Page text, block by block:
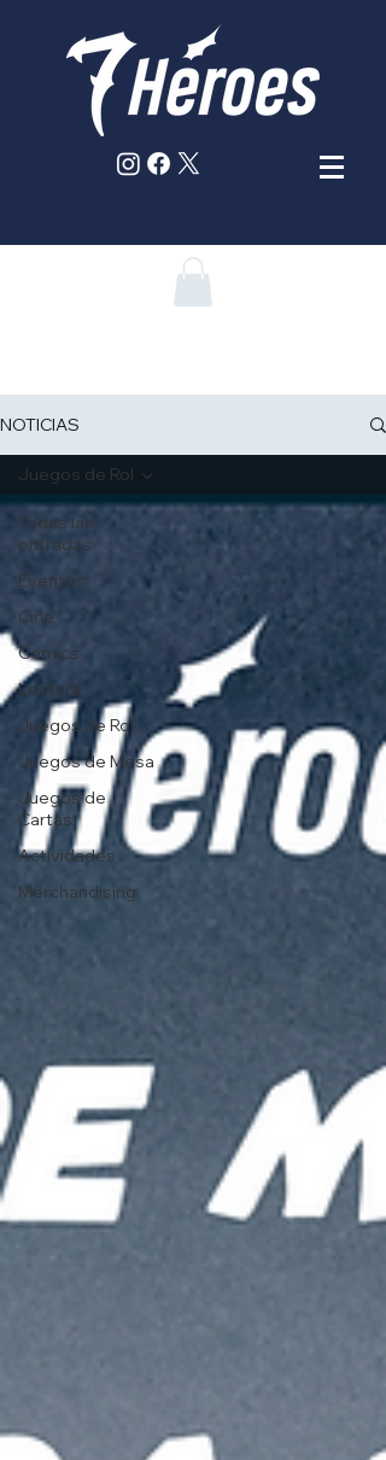
NOTICIAS
Todas las
entradas
Eventos
Cine
Comics
Lectura
Juegos de Rol
Juegos de Mesa
Juegos de
Cartas
Actividades
Merchandising
Juegos de Rol